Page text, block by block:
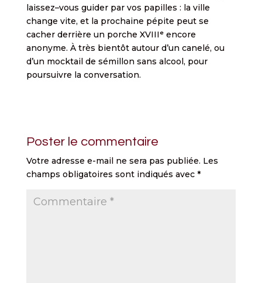
laissez–vous guider par vos papilles : la ville
change vite, et la prochaine pépite peut se
cacher derrière un porche XVIIIᵉ encore
anonyme. À très bientôt autour d’un canelé, ou
d’un mocktail de sémillon sans alcool, pour
poursuivre la conversation.
Poster le commentaire
Votre adresse e-mail ne sera pas publiée. Les
champs obligatoires sont indiqués avec *